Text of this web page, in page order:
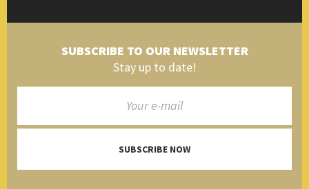
SUBSCRIBE TO OUR NEWSLETTER
Stay up to date!
SUBSCRIBE NOW